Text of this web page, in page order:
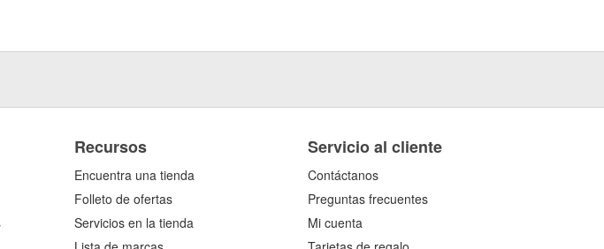
Recursos
Encuentra una tienda
Folleto de ofertas
Servicios en la tienda
Servicio al cliente
Contáctanos
Preguntas frecuentes
Mi cuenta